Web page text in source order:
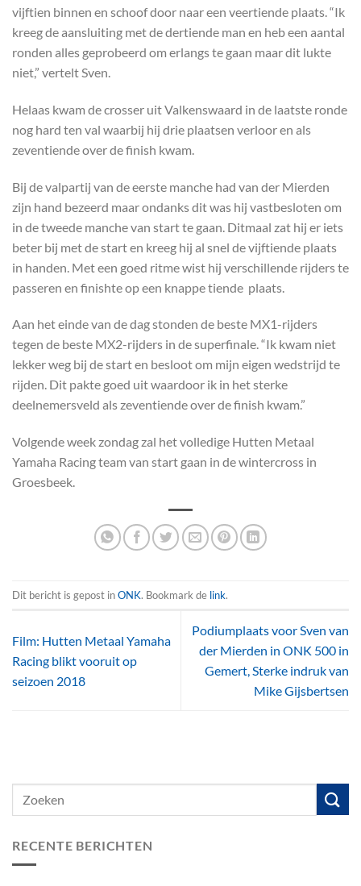
vijftien binnen en schoof door naar een veertiende plaats. “Ik
kreeg de aansluiting met de dertiende man en heb een aantal
ronden alles geprobeerd om erlangs te gaan maar dit lukte
niet,” vertelt Sven.
Helaas kwam de crosser uit Valkenswaard in de laatste ronde
nog hard ten val waarbij hij drie plaatsen verloor en als
zeventiende over de finish kwam.
Bij de valpartij van de eerste manche had van der Mierden
zijn hand bezeerd maar ondanks dit was hij vastbesloten om
in de tweede manche van start te gaan. Ditmaal zat hij er iets
beter bij met de start en kreeg hij al snel de vijftiende plaats
in handen. Met een goed ritme wist hij verschillende rijders te
passeren en finishte op een knappe tiende plaats.
Aan het einde van de dag stonden de beste MX1-rijders
tegen de beste MX2-rijders in de superfinale. “Ik kwam niet
lekker weg bij de start en besloot om mijn eigen wedstrijd te
rijden. Dit pakte goed uit waardoor ik in het sterke
deelnemersveld als zeventiende over de finish kwam.”
Volgende week zondag zal het volledige Hutten Metaal
Yamaha Racing team van start gaan in de wintercross in
Groesbeek.
Dit bericht is gepost inONK. Bookmark de link.
Film: Hutten Metaal Yamaha
Racing blikt vooruit op
seizoen 2018
Podiumplaats voor Sven van
der Mierden in ONK 500 in
Gemert, Sterke indruk van
Mike Gijsbertsen
RECENTE BERICHTEN